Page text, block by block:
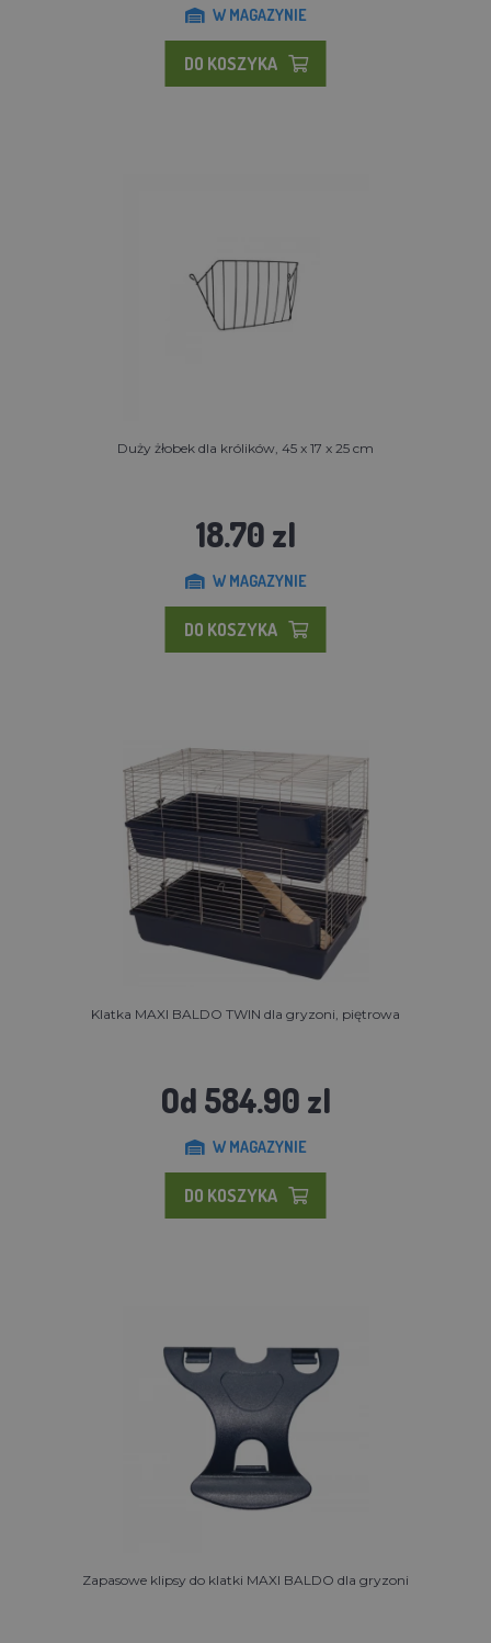
W MAGAZYNIE
DO KOSZYKA
Duży żłobek dla królików, 45 x 17 x 25 cm
18.70 zl
W MAGAZYNIE
DO KOSZYKA
Klatka MAXI BALDO TWIN dla gryzoni, piętrowa
Od 584.90 zl
W MAGAZYNIE
DO KOSZYKA
Zapasowe klipsy do klatki MAXI BALDO dla gryzoni